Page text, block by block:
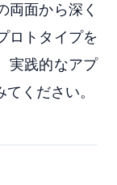
両面から深く
ロトタイプを
実践的なアプ
ください。